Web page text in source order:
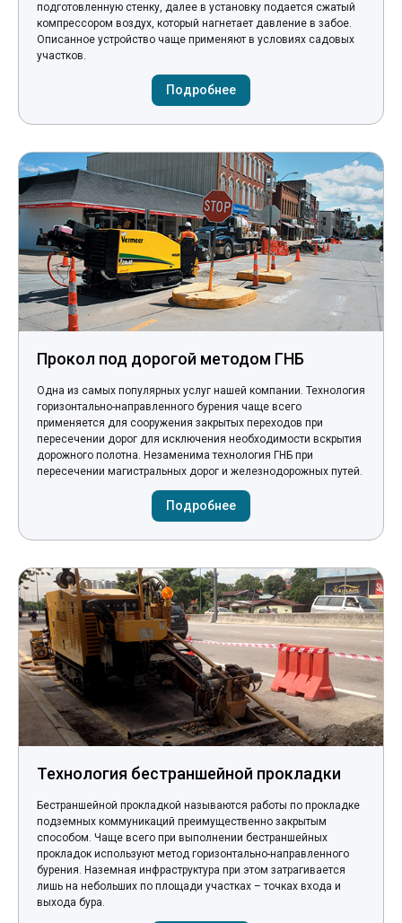
подготовленную стенку, далее в установку подается сжатый
компрессором воздух, который нагнетает давление в забое.
Описанное устройство чаще применяют в условиях садовых
участков.
Подробнее
Прокол под дорогой методом ГНБ
Одна из самых популярных услуг нашей компании. Технология
горизонтально-направленного бурения чаще всего
применяется для сооружения закрытых переходов при
пересечении дорог для исключения необходимости вскрытия
дорожного полотна. Незаменима технология ГНБ при
пересечении магистральных дорог и железнодорожных путей.
Подробнее
Технология бестраншейной прокладки
Бестраншейной прокладкой называются работы по прокладке
подземных коммуникаций преимущественно закрытым
способом. Чаще всего при выполнении бестраншейных
прокладок используют метод горизонтально-направленного
бурения. Наземная инфраструктура при этом затрагивается
лишь на небольших по площади участках – точках входа и
выхода бура.